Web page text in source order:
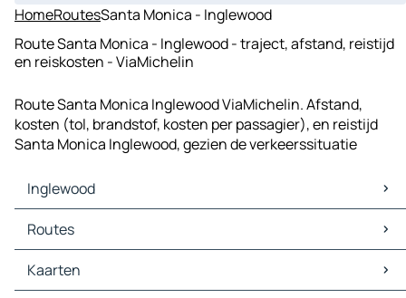
HomeRoutesSanta Monica - Inglewood
Route Santa Monica - Inglewood - traject, afstand, reistijd
en reiskosten - ViaMichelin
Route Santa Monica Inglewood ViaMichelin. Afstand,
kosten (tol, brandstof, kosten per passagier), en reistijd
Santa Monica Inglewood, gezien de verkeerssituatie
Inglewood
Inglewood Kaarten
Inglewood Verkeer
Inglewood Hotels
Inglewood Restaurants
Routes
Routes Inglewood - Los Angeles
Routes Inglewood - Long Beach
Kaarten